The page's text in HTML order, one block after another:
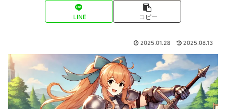
LINE コピー
2025.01.28 2025.08.13